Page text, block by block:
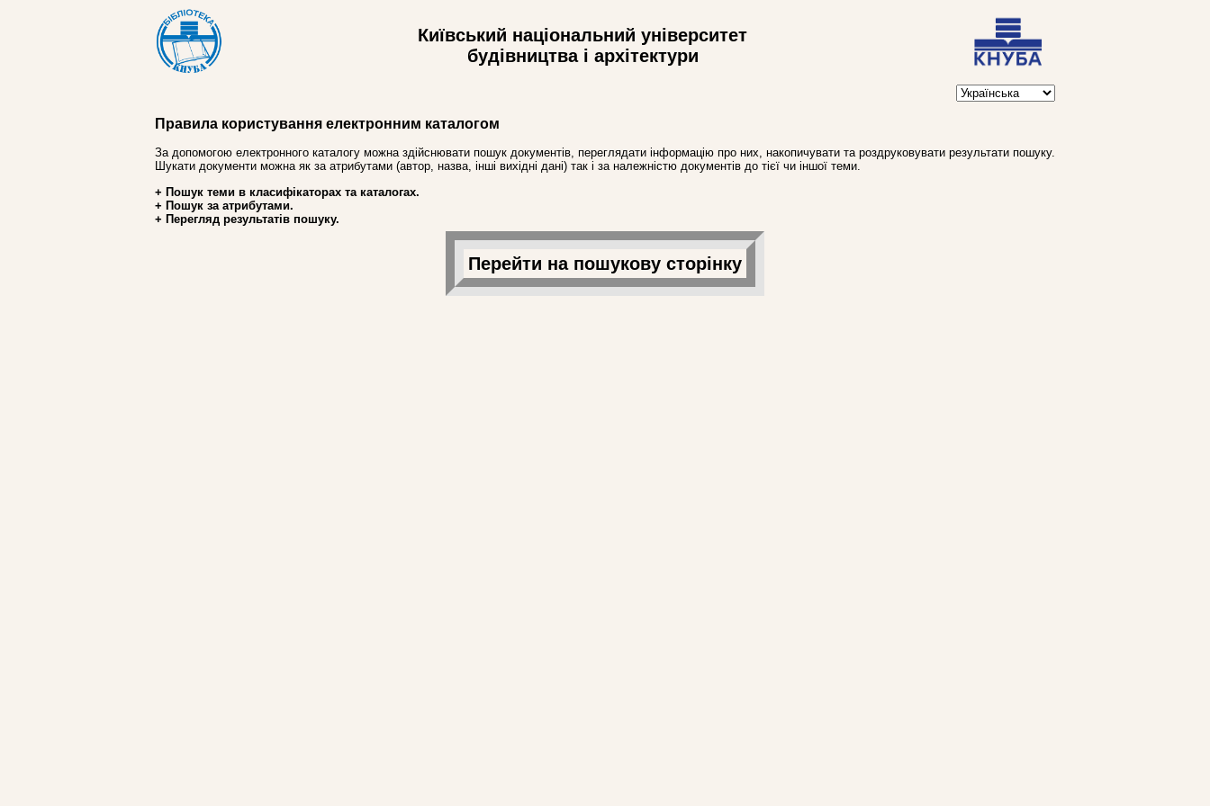
Київський національний університет
будівництва і архітектури
Правила користування електронним каталогом
За допомогою електронного каталогу можна здійснювати пошук документів, переглядати інформацію про них, накопичувати та роздруковувати результати пошуку.
Шукати документи можна як за атрибутами (автор, назва, інші вихідні дані) так і за належністю документів до тієї чи іншої теми.
+ Пошук теми в класифікаторах та каталогах.
+ Пошук за атрибутами.
+ Перегляд результатів пошуку.
Перейти на пошукову сторінку